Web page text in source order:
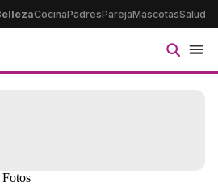
CocinaPadresParejaMascotasSalud
Fotos